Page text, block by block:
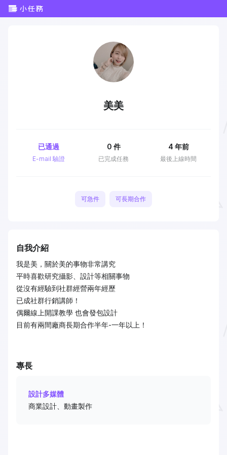
美美
E-mail 驗證
已通過
已完成任務
0 件
最後上線時間
4 年前
可急件 可長期合作
自我介紹
我是美，關於美的事物非常講究
平時喜歡研究攝影、設計等相關事物
從沒有經驗到社群經營兩年經歷
已成社群行銷講師！
偶爾線上開課教學 也會發包設計
目前有兩間廠商長期合作半年-一年以上！
專長
設計多媒體
商業設計、動畫製作